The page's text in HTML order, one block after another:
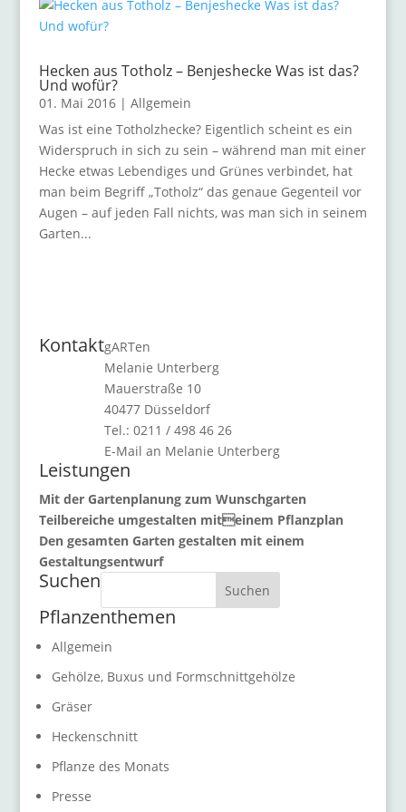
Hecken aus Totholz – Benjeshecke Was ist das?
Und wofür?
01. Mai 2016| Allgemein
Was ist eine Totholzhecke? Eigentlich scheint es ein
Widerspruch in sich zu sein – während man mit einer
Hecke etwas Lebendiges und Grünes verbindet, hat
man beim Begriff „Totholz“ das genaue Gegenteil vor
Augen – auf jeden Fall nichts, was man sich in seinem
Garten...
KontaktgARTen
Melanie Unterberg
Mauerstraße 10
40477 Düsseldorf
Tel.: 0211 / 498 46 26
E-Mail an Melanie Unterberg
Leistungen
Mit der Gartenplanung zum Wunschgarten
Teilbereiche umgestalten miteinem Pflanzplan
Den gesamten Garten gestalten mit einem
Gestaltungsentwurf
Suchen Suchen
Pflanzenthemen
Allgemein
Gehölze, Buxus und Formschnittgehölze
Gräser
Heckenschnitt
Pflanze des Monats
Presse